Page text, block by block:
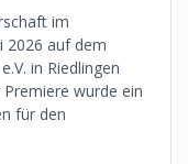
im
2026 auf dem
in Riedlingen
wurde ein
für den